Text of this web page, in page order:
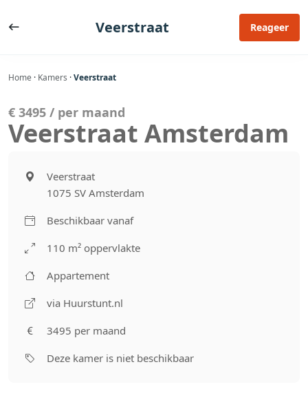
naar
Veerstraat Reageer
Home · Kamers ·Veerstraat
€ 3495 / per maand
Veerstraat Amsterdam
Veerstraat
1075 SV Amsterdam
Beschikbaar vanaf
110 m² oppervlakte
Appartement
via Huurstunt.nl
3495 per maand
Deze kamer is niet beschikbaar